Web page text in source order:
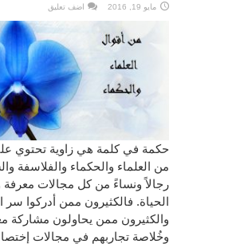
مايو 19, 2016 اضف تعليق
حكمة في كلمة هي زاوية تحتوي
من العلماء والحكماء والفلاسفة
رجالاً ونساءً من كل مجالات معرفة
الحياة. فالكثيرون ممن أدركوا سر
والكثيرون ممن يحاولون مشاركة
وخُلاصة تجاربهم في مجالات